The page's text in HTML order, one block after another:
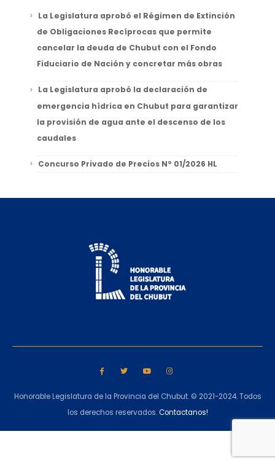
La Legislatura aprobó el Régimen de Extinción
de Obligaciones Recíprocas que permite
cancelar la deuda de Chubut con el Fondo
Fiduciario de Nación y concretar más obras
La Legislatura aprobó la declaración de
emergencia hídrica en Chubut para garantizar
la provisión de agua ante el descenso de los
caudales
Concurso Privado de Precios Nº 01/2026 HL
Honorable Legislatura de la Provincia del Chubut. © 2021-2024. Todos
los derechos reservados.Contactanos!